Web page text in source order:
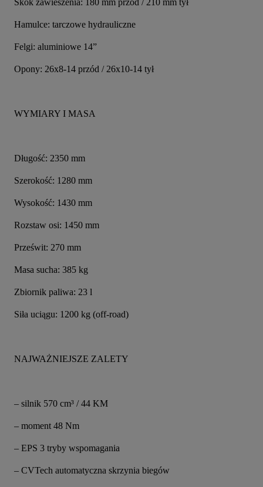
Skok zawieszenia: 180 mm przód / 210 mm tył
Hamulce: tarczowe hydrauliczne
Felgi: aluminiowe 14”
Opony: 26x8-14 przód / 26x10-14 tył
WYMIARY I MASA
Długość: 2350 mm
Szerokość: 1280 mm
Wysokość: 1430 mm
Rozstaw osi: 1450 mm
Prześwit: 270 mm
Masa sucha: 385 kg
Zbiornik paliwa: 23 l
Siła uciągu: 1200 kg (off-road)
NAJWAŻNIEJSZE ZALETY
– silnik 570 cm³ / 44 KM
– moment 48 Nm
– EPS 3 tryby wspomagania
– CVTech automatyczna skrzynia biegów